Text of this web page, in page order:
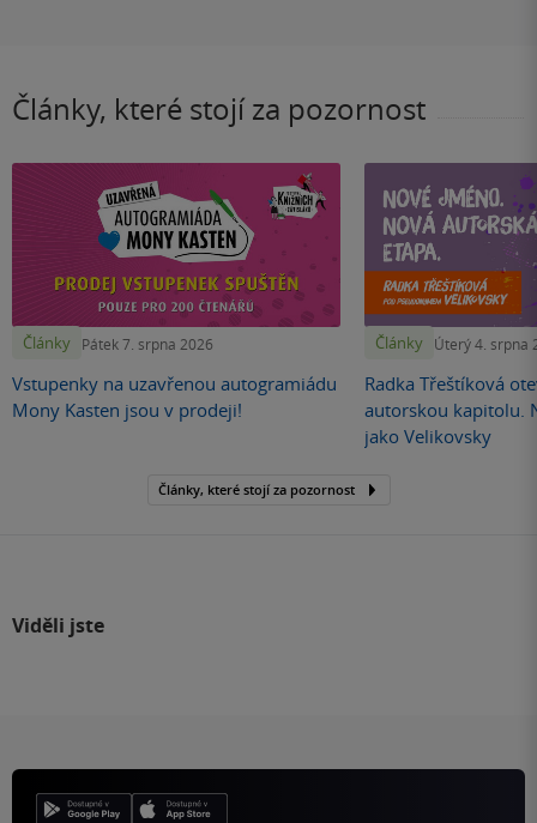
Články, které stojí za pozornost
Články Pátek 7. srpna 2026
Vstupenky na uzavřenou autogramiádu
Mony Kasten jsou v prodeji!
Články Úterý 4. srpna
Radka Třeštíková
autorskou kapitolu.
jako Velikovsky
Články, které stojí za pozornost
Viděli jste